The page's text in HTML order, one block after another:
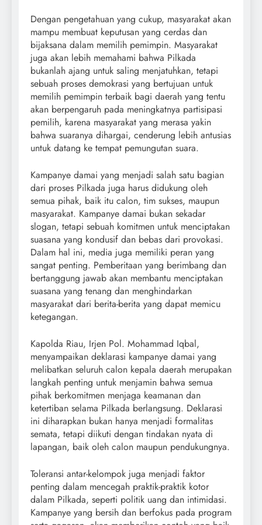
Dengan pengetahuan yang cukup, masyarakat akan
mampu membuat keputusan yang cerdas dan
bijaksana dalam memilih pemimpin. Masyarakat
juga akan lebih memahami bahwa Pilkada
bukanlah ajang untuk saling menjatuhkan, tetapi
sebuah proses demokrasi yang bertujuan untuk
memilih pemimpin terbaik bagi daerah yang tentu
akan berpengaruh pada meningkatnya partisipasi
pemilih, karena masyarakat yang merasa yakin
bahwa suaranya dihargai, cenderung lebih antusias
untuk datang ke tempat pemungutan suara.
Kampanye damai yang menjadi salah satu bagian
dari proses Pilkada juga harus didukung oleh
semua pihak, baik itu calon, tim sukses, maupun
masyarakat. Kampanye damai bukan sekadar
slogan, tetapi sebuah komitmen untuk menciptakan
suasana yang kondusif dan bebas dari provokasi.
Dalam hal ini, media juga memiliki peran yang
sangat penting. Pemberitaan yang berimbang dan
bertanggung jawab akan membantu menciptakan
suasana yang tenang dan menghindarkan
masyarakat dari berita-berita yang dapat memicu
ketegangan.
Kapolda Riau, Irjen Pol. Mohammad Iqbal,
menyampaikan deklarasi kampanye damai yang
melibatkan seluruh calon kepala daerah merupakan
langkah penting untuk menjamin bahwa semua
pihak berkomitmen menjaga keamanan dan
ketertiban selama Pilkada berlangsung. Deklarasi
ini diharapkan bukan hanya menjadi formalitas
semata, tetapi diikuti dengan tindakan nyata di
lapangan, baik oleh calon maupun pendukungnya.
Toleransi antar-kelompok juga menjadi faktor
penting dalam mencegah praktik-praktik kotor
dalam Pilkada, seperti politik uang dan intimidasi.
Kampanye yang bersih dan berfokus pada program